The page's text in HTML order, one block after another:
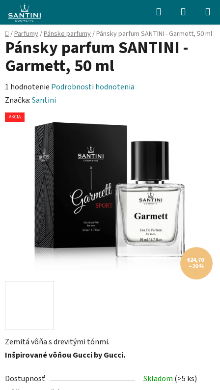
Prejsť
obsah
Hľadať
KOŠÍK
Domov
/Parfumy/Pánske parfumy/Pánsky parfum SANTINI - Garmett, 50 ml
Zemitá vôňa s drevitými tónmi.
Inšpirované vôňou Gucci by Gucci.
Dostupnosť Skladom (>5 ks)
Pánsky parfum SANTINI -
Garmett, 50 ml
Priemerné
hodnotenie
produktu
hviezdičiek.
1 hodnotenie Podrobnosti hodnotenia
Značka:Santini
AKCIA
€24,70
–20 %